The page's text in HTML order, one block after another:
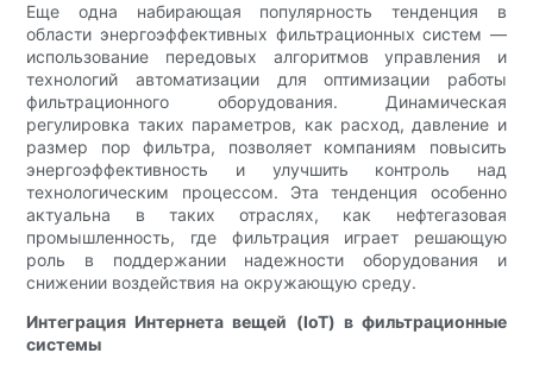
Еще одна набирающая популярность тенденция в
области энергоэффективных фильтрационных систем —
использование передовых алгоритмов управления и
технологий автоматизации для оптимизации работы
фильтрационного оборудования. Динамическая
регулировка таких параметров, как расход, давление и
размер пор фильтра, позволяет компаниям повысить
энергоэффективность и улучшить контроль над
технологическим процессом. Эта тенденция особенно
актуальна в таких отраслях, как нефтегазовая
промышленность, где фильтрация играет решающую
роль в поддержании надежности оборудования и
снижении воздействия на окружающую среду.
Интеграция Интернета вещей (IoT) в фильтрационные
системы